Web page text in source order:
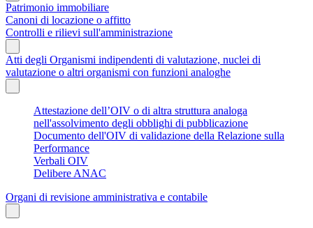
Patrimonio immobiliare
Canoni di locazione o affitto
Controlli e rilievi sull'amministrazione
Atti degli Organismi indipendenti di valutazione, nuclei di
valutazione o altri organismi con funzioni analoghe
Attestazione dell’OIV o di altra struttura analoga
nell'assolvimento degli obblighi di pubblicazione
Documento dell'OIV di validazione della Relazione sulla
Performance
Verbali OIV
Delibere ANAC
Organi di revisione amministrativa e contabile